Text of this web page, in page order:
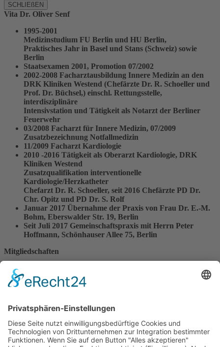
SCHLIEßEN
Vita Dr. Oliver Senf
1995-2001
Medizinstudium FU Berlin und HU Berlin,
Praktisches Jahr in Basel und Stans (Schweiz) sowie
Berlin
Staatsexamen 2001, Promotion 07/2002
2002-2008 Facharztausbildung Innere Medizin an den
DRK Kliniken Westend (Chefärzte Dr. R. Schoeller und
Prof. Dr. Büchsel,) einschl. Rettungsstelle,
interdisziplinäre
Intensivstation und Tätigkeit als Notarzt der Berliner
Feuerwehr
03/2008 Facharzt für Innere Medizin, 07/2009
Zusatzbezeichnung Notfallmedizin
11/2009 Facharzt Kardiologie
2010 -2016 Tätigkeit als Oberarzt Kardiologie, DRK
Kliniken Westend
Zusatzqualifikation interventionelle
Kardiologie/Herzkatheter
Chefarzt Dr. R. Schoeller, seit 2016 Chefärzte PD Dr.
Chr. Opitz und PD Dr. S. Rolf
Januar 2017 Übernahme der Praxis von Frau Dr. E.-M.
Bohm, Eberswalder Str. 19, Berlin
Seit Juli 2017 Gemeinschaftspraxis mit Herrn Peter
Hoffmann, Schönhauser Allee 75, Berlin
Mitgliedschaften
Deutsche Gesellschaft für Kardiologie (DGK)
Vita Dr. Peter Hoffmann
Studium der Humanmedizin an der LMU München und
der FU Berlin
Staatsexamen im Jahre 2000